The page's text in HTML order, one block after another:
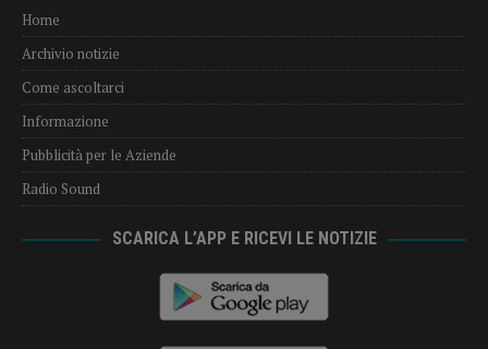
Home
Archivio notizie
Come ascoltarci
Informazione
Pubblicità per le Aziende
Radio Sound
SCARICA L’APP E RICEVI LE NOTIZIE